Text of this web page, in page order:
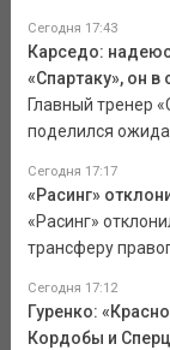
Сегодня 17:43
Карседо:
«Спартаку», он
Главный тренер
поделился
Сегодня 17:17
«Расинг»
«Расинг»
трансферу
Сегодня 17:12
Гуренко:
Кордобы и